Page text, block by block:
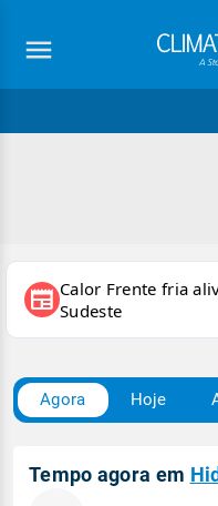
newspaper Calor Frente fria
Sudeste
Agora Hoje
Tempo agora em